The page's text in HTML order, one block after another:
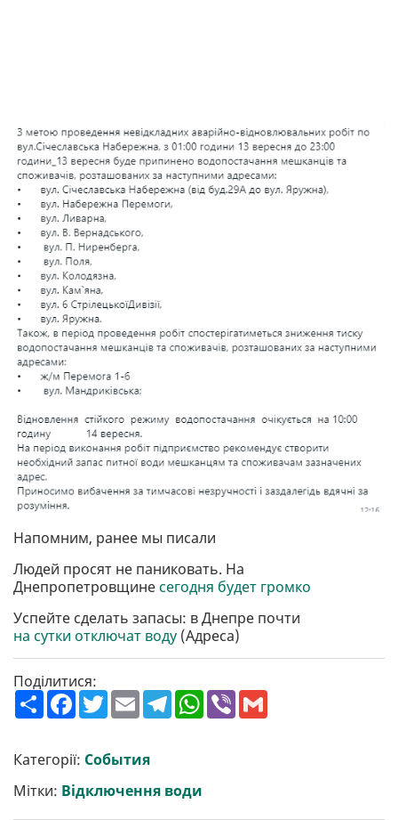
Напомним, ранее мы писали
Людей просят не паниковать. На
Днепропетровщинесегодня будет громко
Успейте сделать запасы: в Днепре почти
на сутки отключат воду (Адреса)
Поділитися:
П
о
ш
р
и
и
F
a
c
b
o
k
T
w
t
e
E
m
a
l
T
e
m
W
h
a
V
b
Категорії: События
Мітки: Відключення води